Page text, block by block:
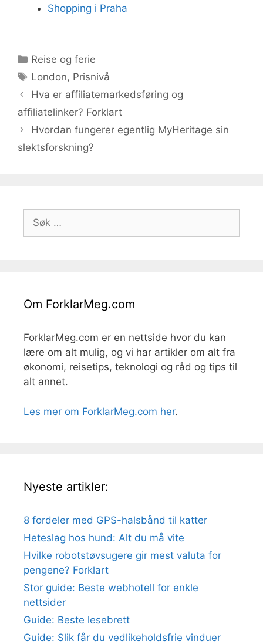
Shopping i Praha
Kategorier
Reise og ferie
Stikkord
London, Prisnivå
Hva er affiliatemarkedsføring og
affiliatelinker? Forklart
Hvordan fungerer egentlig MyHeritage sin
slektsforskning?
Søk
etter:
Om ForklarMeg.com
ForklarMeg.com er en nettside hvor du kan
lære om alt mulig, og vi har artikler om alt fra
økonomi, reisetips, teknologi og råd og tips til
alt annet.
Les mer om ForklarMeg.com her.
Nyeste artikler:
8 fordeler med GPS-halsbånd til katter
Heteslag hos hund: Alt du må vite
Hvilke robotstøvsugere gir mest valuta for
pengene? Forklart
Stor guide: Beste webhotell for enkle
nettsider
Guide: Beste lesebrett
Guide: Slik får du vedlikeholdsfrie vinduer